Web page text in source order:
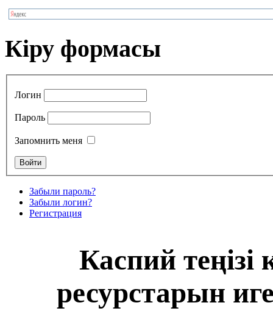
Кіру формасы
Логин
Пароль
Запомнить меня
Забыли пароль?
Забыли логин?
Регистрация
Каспий
ресурстарын